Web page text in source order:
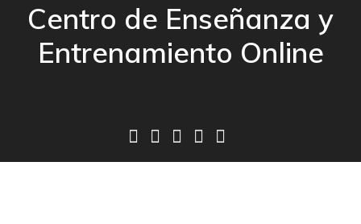
Centro de Enseñanza y
Entrenamiento Online